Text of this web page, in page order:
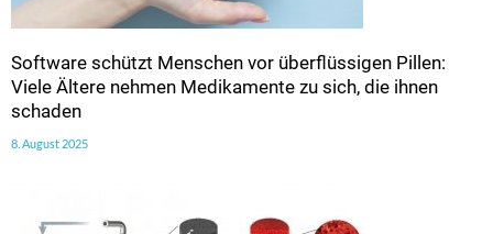
Software schützt Menschen vor überflüssigen Pillen:
Viele Ältere nehmen Medikamente zu sich, die ihnen
schaden
8. August 2025